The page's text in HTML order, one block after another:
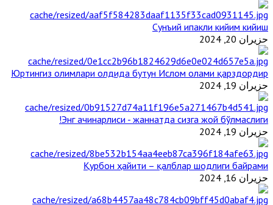
Сунъий ипакли кийим кийиш
حزيران 20, 2024
Юртингиз олимлари олдида бутун Ислом олами қарздордир
حزيران 19, 2024
Энг ачинарлиси - жаннатда сизга жой бўлмаслиги!
حزيران 19, 2024
Қурбон ҳайити – қалблар шодлиги байрами
حزيران 16, 2024